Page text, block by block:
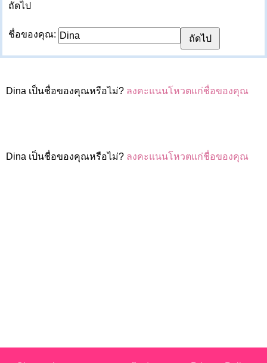
ถัดไป
ชื่อของคุณ:
Dina เป็นชื่อของคุณหรือไม่? ลงคะแนนโหวตแก่ชื่อของคุณ
Dina เป็นชื่อของคุณหรือไม่? ลงคะแนนโหวตแก่ชื่อของคุณ